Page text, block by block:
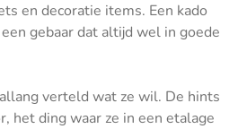
en decoratie items. Een kado
gebaar dat altijd wel in goede
verteld wat ze wil. De hints
het ding waar ze in een etalage